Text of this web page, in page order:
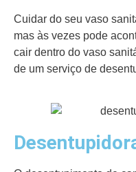
Cuidar do seu vaso
mas às vezes pode
cair dentro do vaso
de um serviço de